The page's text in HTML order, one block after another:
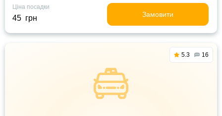
Ціна посадки
45 грн Замовити
5.3 16